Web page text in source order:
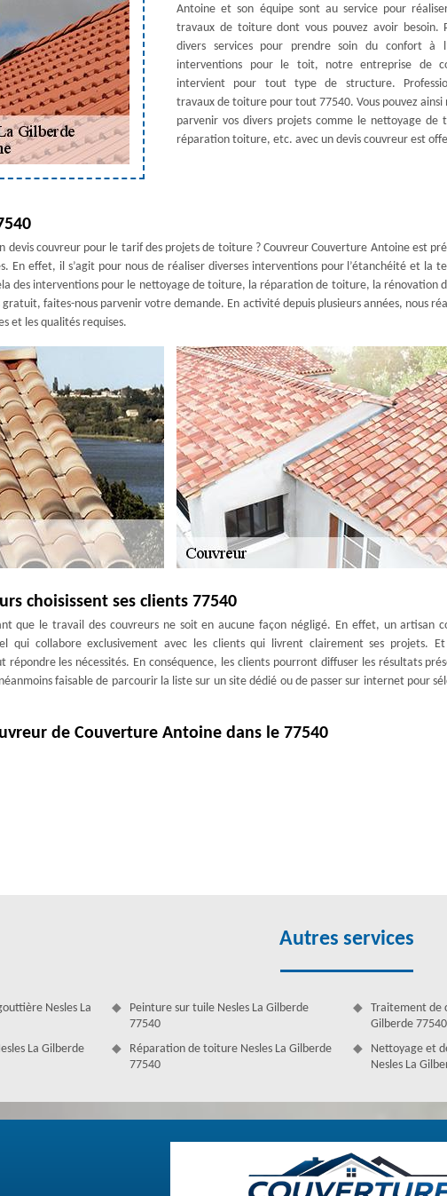
Antoine et son équipe sont au service pour
travaux de toiture dont vous pouvez avoir besoin.
divers services pour prendre soin du confort à
interventions pour le toit, notre entreprise de
intervient pour tout type de structure.
travaux de toiture pour tout 77540. Vous pouvez ainsi
parvenir vos divers projets comme le nettoyage de
réparation toiture, etc. avec un devis couvreur est
devis couvreur pour le tarif des projets de toiture ? Couvreur Couverture Antoine est
En effet, il s’agit pour nous de réaliser diverses interventions pour l’étanchéité et la
des interventions pour le nettoyage de toiture, la réparation de toiture, la rénovation
faites-nous parvenir votre demande. En activité depuis plusieurs années, nous
et les qualités requises.
choisissent ses clients 77540
que le travail des couvreurs ne soit en aucune façon négligé. En effet, un artisan
qui collabore exclusivement avec les clients qui livrent clairement ses projets.
les nécessités. En conséquence, les clients pourront diffuser les résultats
faisable de parcourir la liste sur un site dédié ou de passer sur internet pour
de Couverture Antoine dans le 77540
solution pour fuir ces problèmes est de refaire la toiture. Mais il faut d'abord
appliquer des hydrofuges et placer un sous-toit. Obtenez un devis couvreur
Autres services
Nesles La
La Gilberde
Peinture sur tuile Nesles La Gilberde
77540
Réparation de toiture Nesles La Gilberde
77540
Traitement de
Gilberde 77540
Nettoyage et
Nesles La